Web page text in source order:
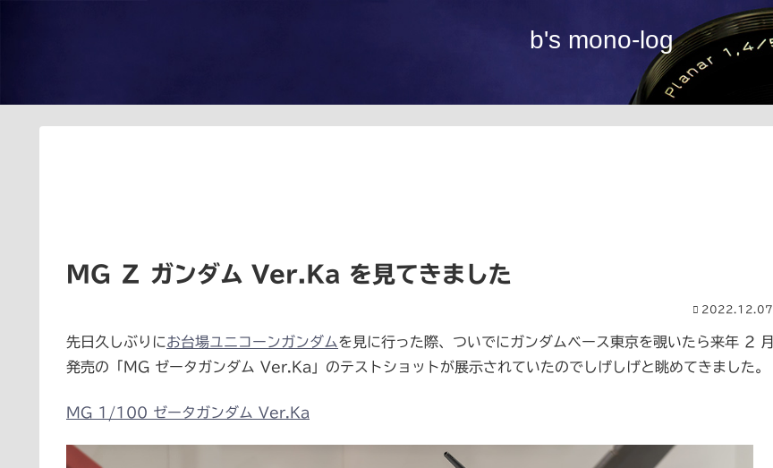
b's mono-log
MG Ζ ガンダム Ver.Ka を見てきました
2022.12.07
先日久しぶりにお台場ユニコーンガンダムを見に行った際、ついでにガンダムベース東京を覗いたら来年 2 月
発売の「MG ゼータガンダム Ver.Ka」のテストショットが展示されていたのでしげしげと眺めてきました。
MG 1/100 ゼータガンダム Ver.Ka